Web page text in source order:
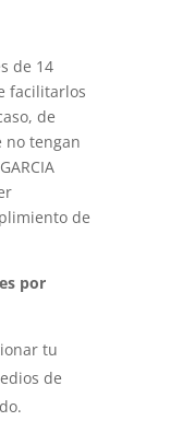
de 14
facilitarlos
de
no tengan
de
por
tu
de